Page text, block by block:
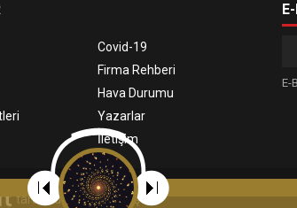
Covid-19
Firma Rehberi
Hava Durumu
Yazarlar
İletişim
E-
tarafından uyarlanmıştır.